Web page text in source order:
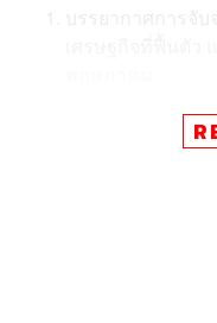
บรรยากาศการจั
Research คาดว่